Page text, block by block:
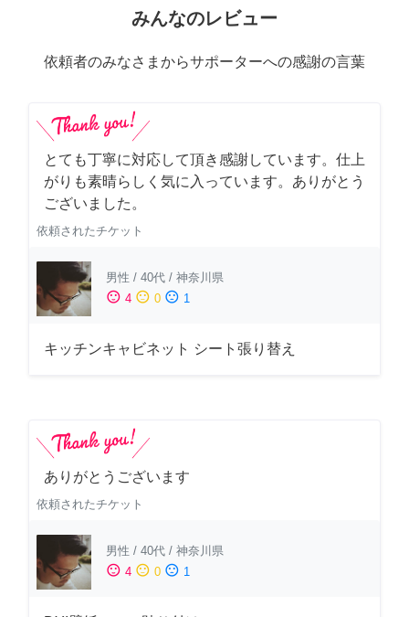
みんなのレビュー
依頼者のみなさまからサポーターへの感謝の言葉
とても丁寧に対応して頂き感謝しています。仕上
がりも素晴らしく気に入っています。ありがとう
ございました。
依頼されたチケット
男性 / 40代 / 神奈川県
sentiment_satisfied 4 sentiment_neutral 0 sentiment_dissatisfied 1
キッチンキャビネット シート張り替え
ありがとうございます
依頼されたチケット
男性 / 40代 / 神奈川県
sentiment_satisfied 4 sentiment_neutral 0 sentiment_dissatisfied 1